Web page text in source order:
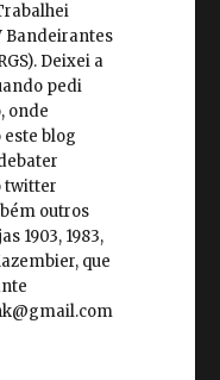
Bandeirantes
Deixei a
pedi
onde
este blog
twitter
outros
1903, 1983,
que